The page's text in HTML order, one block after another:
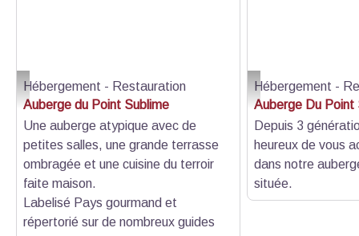
Point Sublime - Auberge du Point Sublime
Hébergement - Restauration
Auberge du Point Sublime
Une auberge atypique avec de
petites salles, une grande terrasse
ombragée et une cuisine du terroir
faite maison.
Labelisé Pays gourmand et
répertorié sur de nombreux guides
L'entrée de l'Auberge -
Hébergement -
Auberge Du Point
Depuis 3
heureux de vous
dans notre
située.